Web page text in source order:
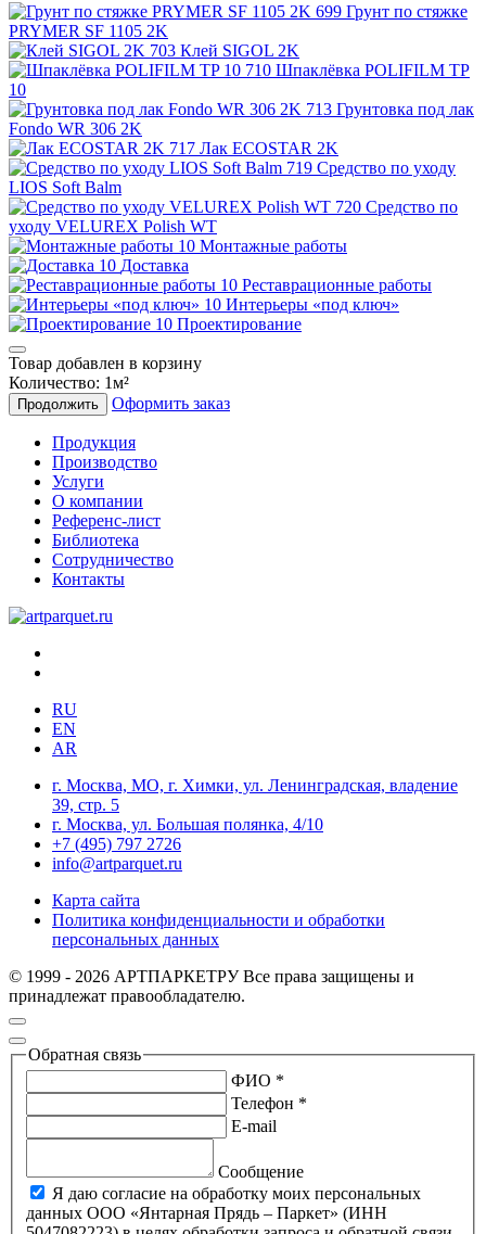
Грунт по стяжке
PRYMER SF 1105 2K
Клей SIGOL 2K
Шпаклёвка POLIFILM TP
10
Грунтовка под лак
Fondo WR 306 2K
Лак ECOSTAR 2K
Средство по уходу
LIOS Soft Balm
Средство по
уходу VELUREX Polish WT
Монтажные работы
Доставка
Реставрационные работы
Интерьеры «под ключ»
Проектирование
Товар добавлен в корзину
Количество: 1м²
Продолжить Оформить заказ
Продукция
Производство
Услуги
О компании
Референс-лист
Библиотека
Сотрудничество
Контакты
RU
EN
AR
г. Москва, МО, г. Химки, ул. Ленинградская, владение
39, стр. 5
г. Москва, ул. Большая полянка, 4/10
+7 (495) 797 2726
info@artparquet.ru
Карта сайта
Политика конфиденциальности и обработки
персональных данных
© 1999 - 2026 АРТПАРКЕТРУ Все права защищены и
принадлежат правообладателю.
Обратная связь
ФИО *
Телефон *
E-mail
Сообщение
Я даю согласие на обработку моих персональных
данных ООО «Янтарная Прядь – Паркет» (ИНН